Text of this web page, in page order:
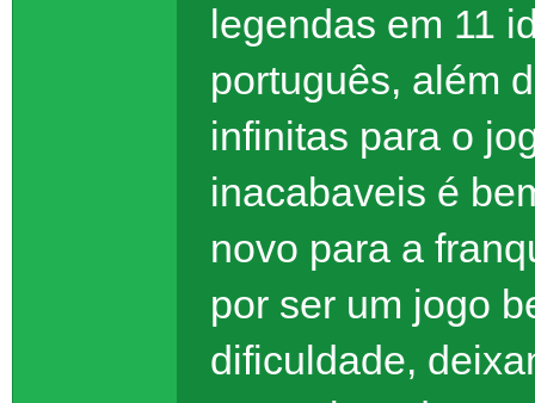
legendas em 11
português, além
infinitas para o
inacabaveis é
novo para a
por ser um jogo
dificuldade,